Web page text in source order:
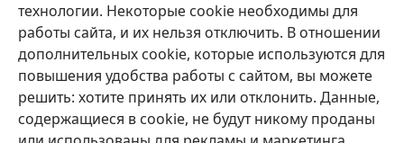
технологии. Некоторые cookie необходимы для
работы сайта, и их нельзя отключить. В отношении
дополнительных cookie, которые используются для
повышения удобства работы с сайтом, вы можете
решить: хотите принять их или отклонить. Данные,
содержащиеся в cookie, не будут никому проданы
Тэ шос ловэ
(открывается
в
новом
окне)
ОНЛАЙН-БИБЛИАТЕКА Сторожэво башня
(открывается
в
новом
окне)
JW Hub
(открывается